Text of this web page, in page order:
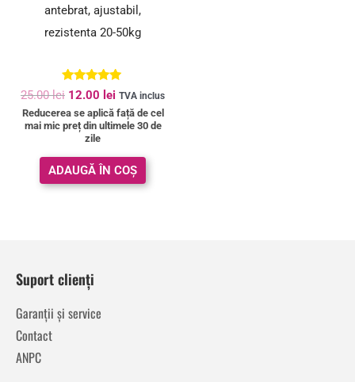
antebrat, ajustabil,
rezistenta 20-50kg
Evaluat la
5.00
din 5
25.00lei 12.00 lei TVA inclus
Reducerea se aplică față de cel
mai mic preț din ultimele 30 de
zile
ADAUGĂ ÎN COȘ
Suport clienți
Garanții și service
Contact
ANPC